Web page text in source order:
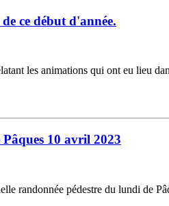
ce début d'année.
les animations qui ont eu lieu
10 avril 2023
randonnée pédestre du lundi de